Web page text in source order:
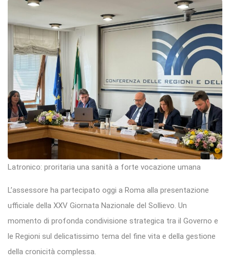
Latronico: proritaria una sanità a forte vocazione umana
L’assessore ha partecipato oggi a Roma alla presentazione
ufficiale della XXV Giornata Nazionale del Sollievo. Un
momento di profonda condivisione strategica tra il Governo e
le Regioni sul delicatissimo tema del fine vita e della gestione
della cronicità complessa.